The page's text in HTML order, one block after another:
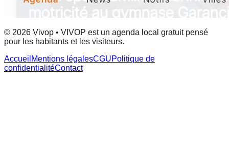
© 2026 Vivop • VIVOP est un agenda local gratuit pensé
pour les habitants et les visiteurs.
Accueil Mentions légalesCGUPolitique de
confidentialitéContact